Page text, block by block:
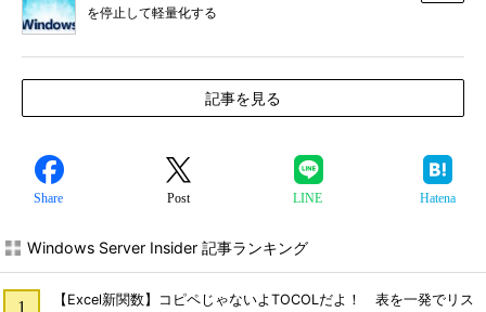
を停止して軽量化する
記事を見る
Share Post LINE Hatena
Windows Server Insider 記事ランキング
【Excel新関数】コピペじゃないよTOCOLだよ！ 表を一発でリス